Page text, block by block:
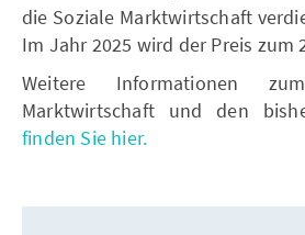
die Soziale Marktwirtschaft
Im Jahr 2025 wird der Preis zum
Weitere Informationen
Marktwirtschaft und den
finden Sie hier.